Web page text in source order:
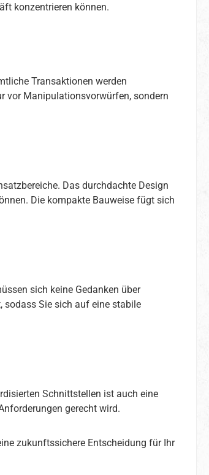
konzentrieren können.
Transaktionen werden
vor Manipulationsvorwürfen, sondern
Das durchdachte Design
Die kompakte Bauweise fügt sich
sich keine Gedanken über
sodass Sie sich auf eine stabile
Schnittstellen ist auch eine
gerecht wird.
zukunftssichere Entscheidung für Ihr